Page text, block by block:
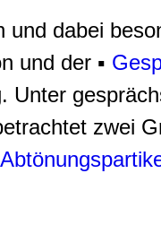
und dabei
und der ▪
Unter
zwei